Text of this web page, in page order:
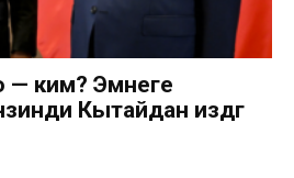
— ким? Эмнеге
Кытайдан издөөгө